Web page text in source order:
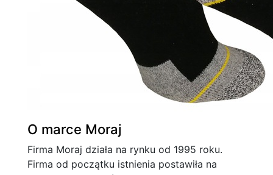
O marce Moraj
Firma Moraj działa na rynku od 1995 roku.
Firma od początku istnienia postawiła na